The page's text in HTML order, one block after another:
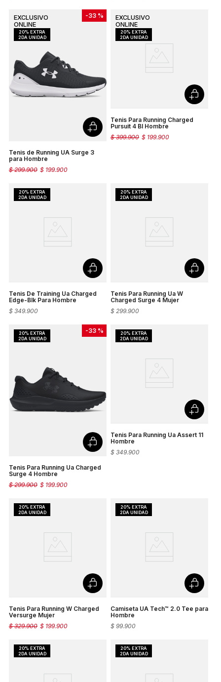
-33 %
Tenis de Running UA Surge 3
para Hombre
$ 199.900
$ 299.900
Tenis Para Running Charged
Pursuit 4 Bl Hombre
$ 199.900
$ 399.900
Tenis De Training Ua Charged
Edge-Blk Para Hombre
$ 349.900
Tenis Para Running Ua W
Charged Surge 4 Mujer
$ 299.900
-33 %
Tenis Para Running Ua Charged
Surge 4 Hombre
$ 199.900
$ 299.900
Tenis Para Running Ua Assert 11
Hombre
$ 349.900
Tenis Para Running W Charged
Versurge Mujer
$ 199.900
$ 329.900
Camiseta UA Tech™ 2.0 Tee para
Hombre
$ 99.900